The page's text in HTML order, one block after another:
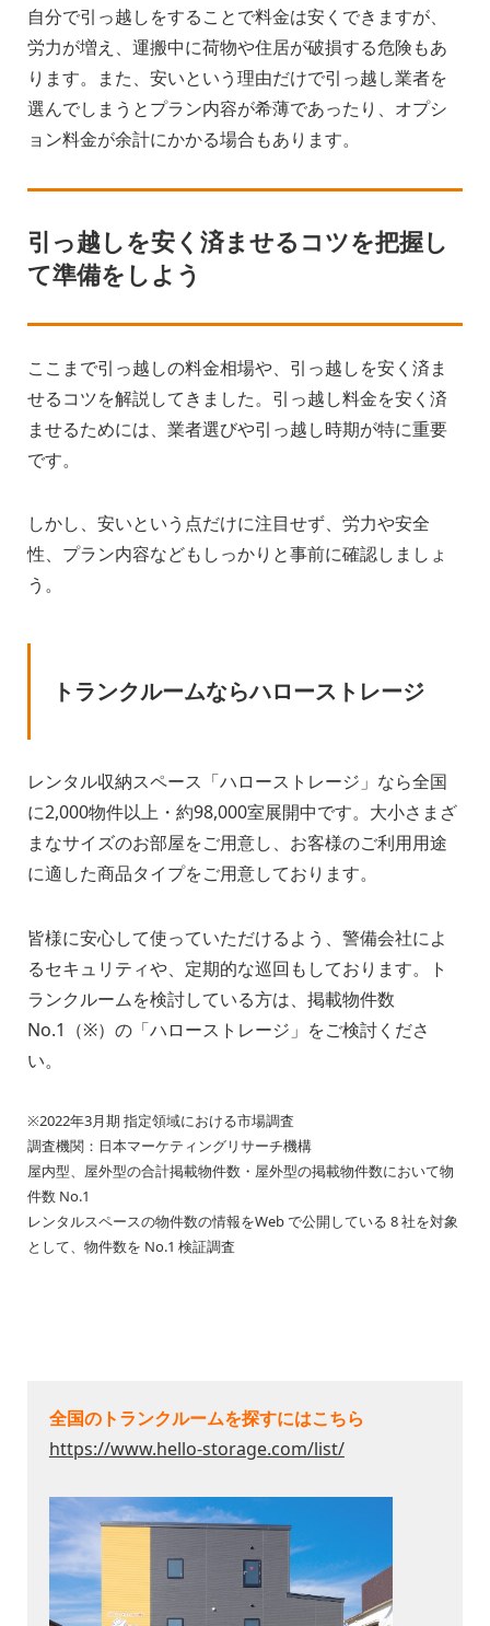
自分で引っ越しをすることで料金は安くできますが、
労力が増え、運搬中に荷物や住居が破損する危険もあ
ります。また、安いという理由だけで引っ越し業者を
選んでしまうとプラン内容が希薄であったり、オプシ
ョン料金が余計にかかる場合もあります。
引っ越しを安く済ませるコツを把握し
て準備をしよう
ここまで引っ越しの料金相場や、引っ越しを安く済ま
せるコツを解説してきました。引っ越し料金を安く済
ませるためには、業者選びや引っ越し時期が特に重要
です。
しかし、安いという点だけに注目せず、労力や安全
性、プラン内容などもしっかりと事前に確認しましょ
う。
トランクルームならハローストレージ
レンタル収納スペース「ハローストレージ」なら全国
に2,000物件以上・約98,000室展開中です。大小さまざ
まなサイズのお部屋をご用意し、お客様のご利用用途
に適した商品タイプをご用意しております。
皆様に安心して使っていただけるよう、警備会社によ
るセキュリティや、定期的な巡回もしております。ト
ランクルームを検討している方は、掲載物件数
No.1（※）の「ハローストレージ」をご検討くださ
い。
※2022年3月期 指定領域における市場調査
調査機関：日本マーケティングリサーチ機構
屋内型、屋外型の合計掲載物件数・屋外型の掲載物件数において物
件数 No.1
レンタルスペースの物件数の情報をWeb で公開している 8 社を対象
として、物件数を No.1 検証調査
全国のトランクルームを探すにはこちら
https://www.hello-storage.com/list/